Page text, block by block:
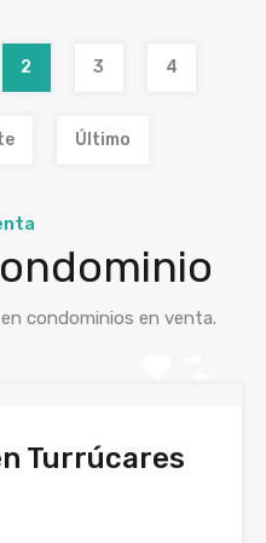
2 3 4
Último
condominios en venta.
Turrúcares